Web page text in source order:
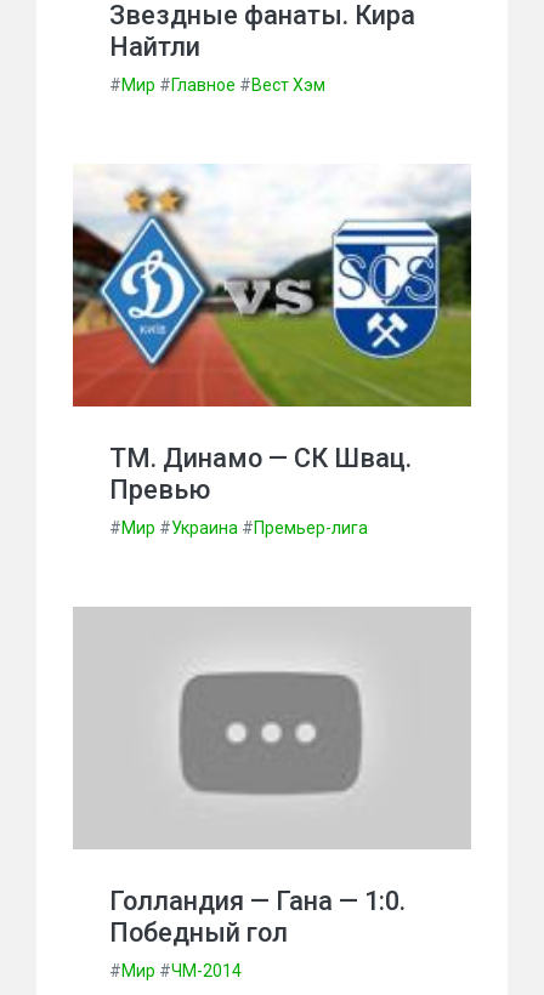
Звездные фанаты. Кира
Найтли
#Мир #Главное #Вест Хэм
ТМ. Динамо — СК Швац.
Превью
#Мир #Украина #Премьер-лига
Голландия — Гана — 1:0.
Победный гол
#Мир #ЧМ-2014